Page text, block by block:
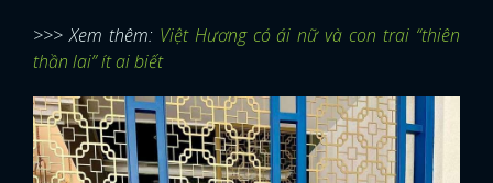
>>> Xem thêm: Việt Hương có ái nữ và con trai “thiên
thần lai” ít ai biết